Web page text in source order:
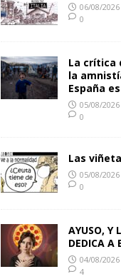
06/08/2026
0
La crítica
la
España
05/08/2026
0
Las
05/08/2026
0
AYUSO, Y
DEDICA A
04/08/2026
4